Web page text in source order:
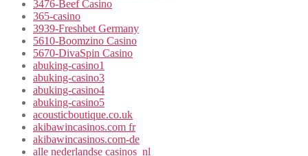
3476-Beef Casino
365-casino
3939-Freshbet Germany
5610-Boomzino Casino
5670-DivaSpin Casino
abuking-casino1
abuking-casino3
abuking-casino4
abuking-casino5
acousticboutique.co.uk
akibawincasinos.com fr
akibawincasinos.com-de
alle nederlandse casinos_nl